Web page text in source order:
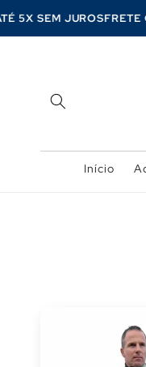
para o
conteúdo
ATÉ 5X SEM JUROS
Início